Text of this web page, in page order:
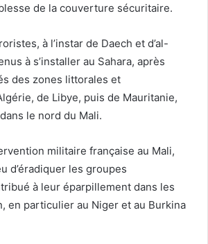
de la couverture sécuritaire.
à l’instar de Daech et d’al-
à s’installer au Sahara, après
des zones littorales et
de Libye, puis de Mauritanie,
le nord du Mali.
militaire française au Mali,
d’éradiquer les groupes
à leur éparpillement dans les
en particulier au Niger et au Burkina